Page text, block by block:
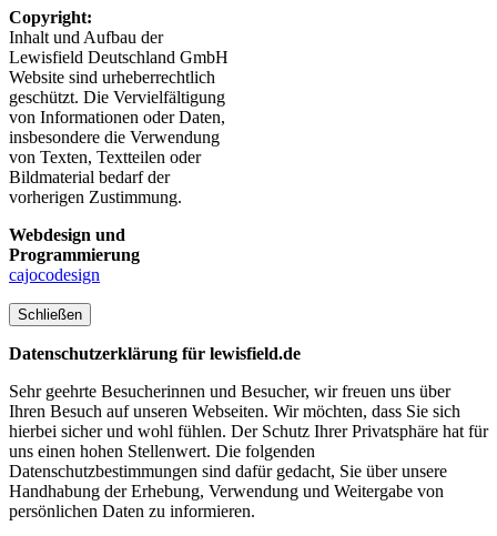
Copyright:
Inhalt und Aufbau der
Lewisfield Deutschland GmbH
Website sind urheberrechtlich
geschützt. Die Vervielfältigung
von Informationen oder Daten,
insbesondere die Verwendung
von Texten, Textteilen oder
Bildmaterial bedarf der
vorherigen Zustimmung.
Webdesign und
Programmierung
cajocodesign
Schließen
Datenschutzerklärung für lewisfield.de
Sehr geehrte Besucherinnen und Besucher, wir freuen uns über
Ihren Besuch auf unseren Webseiten. Wir möchten, dass Sie sich
hierbei sicher und wohl fühlen. Der Schutz Ihrer Privatsphäre hat für
uns einen hohen Stellenwert. Die folgenden
Datenschutzbestimmungen sind dafür gedacht, Sie über unsere
Handhabung der Erhebung, Verwendung und Weitergabe von
persönlichen Daten zu informieren.